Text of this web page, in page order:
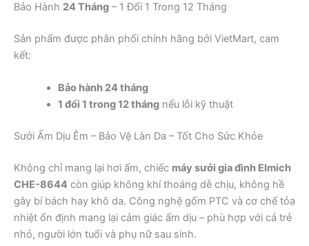
Bảo Hành 24 Tháng – 1 Đổi 1 Trong 12 Tháng
Sản phẩm được phân phối chính hãng bởi VietMart, cam
kết:
Bảo hành 24 tháng
1 đổi 1 trong 12 thángnếu lỗi kỹ thuật
Sưởi Ấm Dịu Êm – Bảo Vệ Làn Da – Tốt Cho Sức Khỏe
Không chỉ mang lại hơi ấm, chiếc máy sưởi gia đình Elmich
CHE-8644 còn giúp không khí thoáng dễ chịu, không hề
gây bí bách hay khô da. Công nghệ gốm PTC và cơ chế tỏa
nhiệt ổn định mang lại cảm giác ấm dịu – phù hợp với cả trẻ
nhỏ, người lớn tuổi và phụ nữ sau sinh.